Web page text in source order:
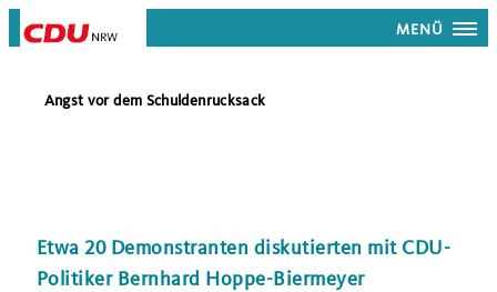
MENÜ
Angst vor dem Schuldenrucksack
Etwa 20 Demonstranten diskutierten mit CDU-
Politiker Bernhard Hoppe-Biermeyer